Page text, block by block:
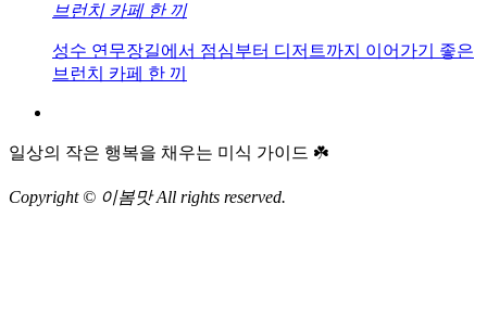
브런치 카페 한 끼
성수 연무장길에서 점심부터 디저트까지 이어가기 좋은
브런치 카페 한 끼
일상의 작은 행복을 채우는 미식 가이드 ☘️
Copyright © 이봄맛 All rights reserved.